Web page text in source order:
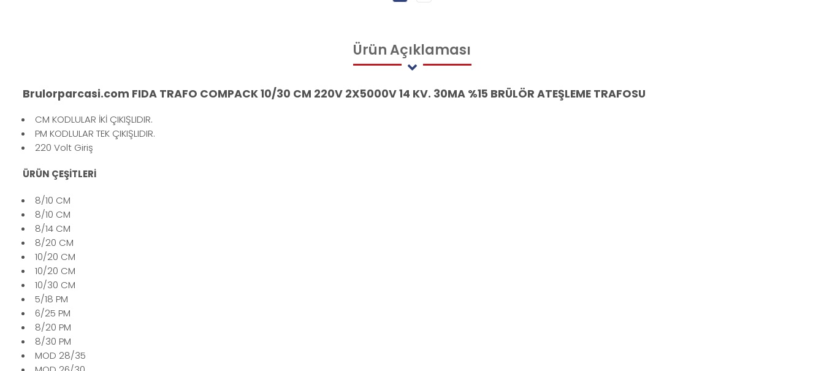
ÜrünAçıklaması
Brulorparcasi.com FIDA TRAFO COMPACK 10/30 CM 220V 2X5000V 14 KV. 30MA %15 BRÜLÖR ATEŞLEME TRAFOSU
CM KODLULAR İKİ ÇIKIŞLIDIR.
PM KODLULAR TEK ÇIKIŞLIDIR.
220 Volt Giriş
ÜRÜN ÇEŞİTLERİ
8/10 CM
8/10 CM
8/14 CM
8/20 CM
10/20 CM
10/20 CM
10/30 CM
5/18 PM
6/25 PM
8/20 PM
8/30 PM
MOD 28/35